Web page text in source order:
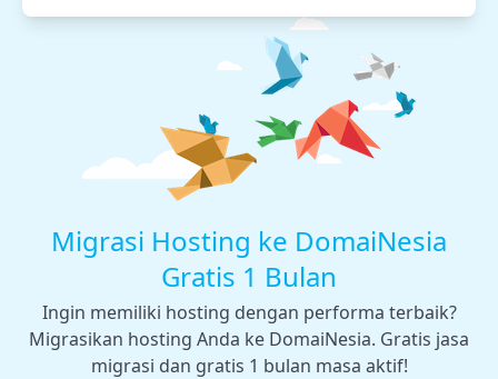
Migrasi Hosting ke DomaiNesia
Gratis 1 Bulan
Ingin memiliki hosting dengan performa terbaik?
Migrasikan hosting Anda ke DomaiNesia. Gratis jasa
migrasi dan gratis 1 bulan masa aktif!